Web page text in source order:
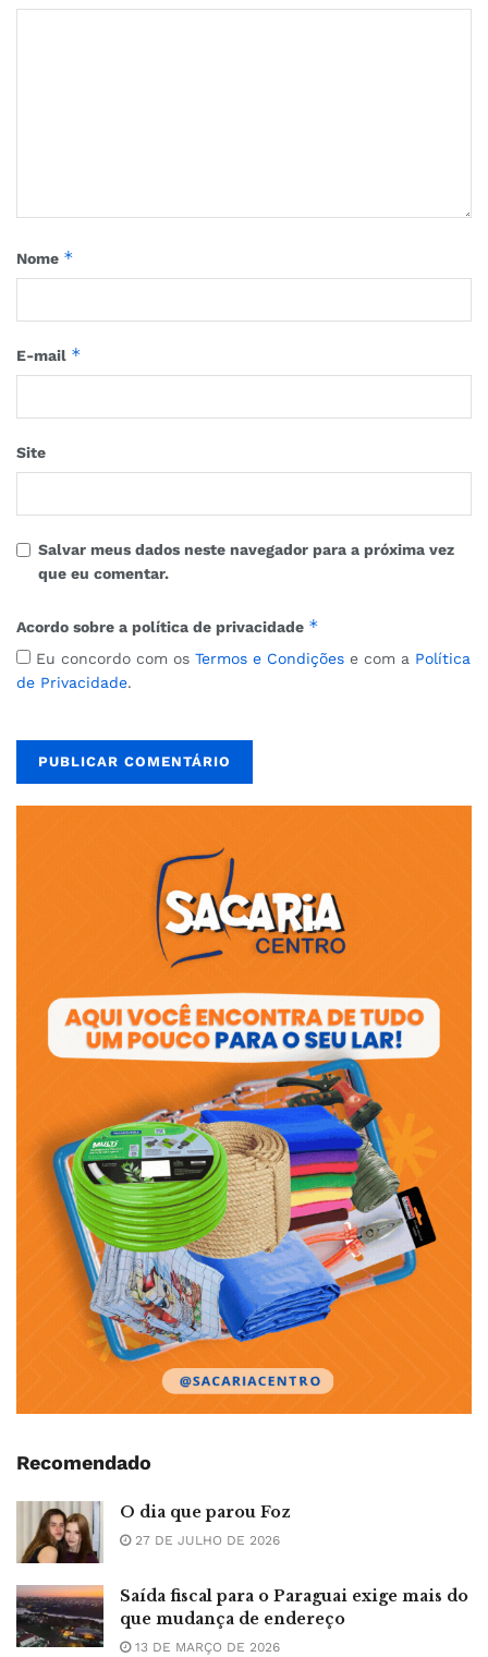
Nome *
E-mail *
Site
Salvar meus dados neste navegador para a próxima vez
que eu comentar.
Acordo sobre a política de privacidade *
Eu concordo com os Termos e Condições e com a Política
de Privacidade.
Recomendado
O dia que parou Foz
27 DE JULHO DE 2026
Saída fiscal para o Paraguai exige mais do
que mudança de endereço
13 DE MARÇO DE 2026